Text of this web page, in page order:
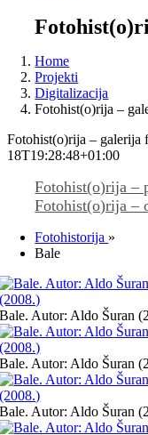
Home
Projekti
Digitalizacija
Fotohist(o)rija –
Fotohist(o)rija – galerija
18T19:28:48+01:00
Fotohist(o)rija –
Fotohist(o)rija –
Fotohistorija »
Bale
Bale. Autor: Aldo Šuran
Bale. Autor: Aldo Šuran
Bale. Autor: Aldo Šuran